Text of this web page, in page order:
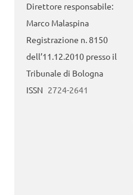
Direttore responsabile:
Marco Malaspina
Registrazione n. 8150
dell’11.12.2010 presso il
Tribunale di Bologna
ISSN 2724-2641